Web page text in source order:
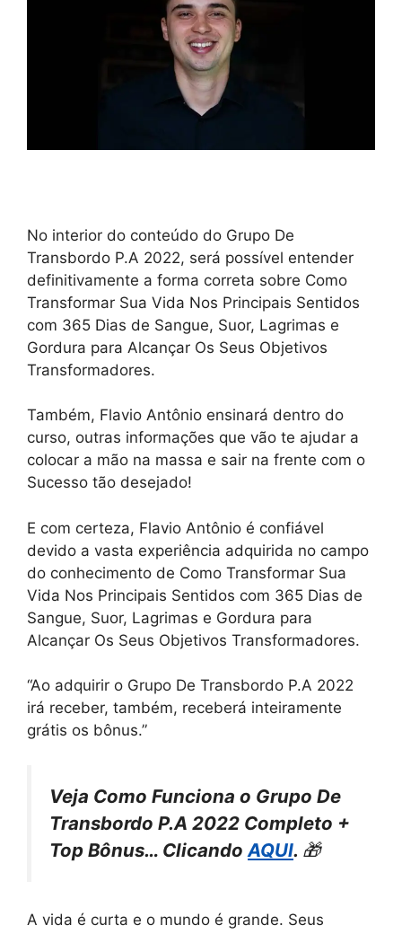
No interior do conteúdo do Grupo De
Transbordo P.A 2022, será possível entender
definitivamente a forma correta sobre Como
Transformar Sua Vida Nos Principais Sentidos
com 365 Dias de Sangue, Suor, Lagrimas e
Gordura para Alcançar Os Seus Objetivos
Transformadores.
Também, Flavio Antônio ensinará dentro do
curso, outras informações que vão te ajudar a
colocar a mão na massa e sair na frente com o
Sucesso tão desejado!
E com certeza, Flavio Antônio é confiável
devido a vasta experiência adquirida no campo
do conhecimento de Como Transformar Sua
Vida Nos Principais Sentidos com 365 Dias de
Sangue, Suor, Lagrimas e Gordura para
Alcançar Os Seus Objetivos Transformadores.
“Ao adquirir o Grupo De Transbordo P.A 2022
irá receber, também, receberá inteiramente
grátis os bônus.”
Veja Como Funciona o Grupo De
Transbordo P.A 2022 Completo +
Top Bônus… Clicando AQUI. 🎁
A vida é curta e o mundo é grande. Seus